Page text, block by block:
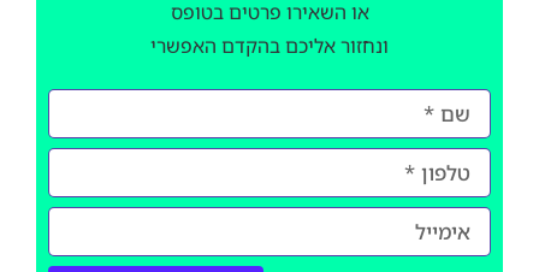
או השאירו פרטים בטופס
ונחזור אליכם בהקדם האפשרי